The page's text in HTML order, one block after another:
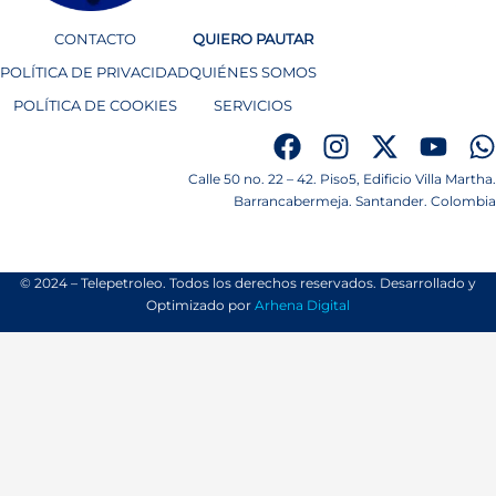
CONTACTO
POLÍTICA DE PRIVACIDAD
POLÍTICA DE COOKIES
QUIERO PAUTAR
QUIÉNES SOMOS
SERVICIOS
Calle 50 no. 22 – 42. Piso5, Edificio Villa Martha.
Barrancabermeja. Santander. Colombia
© 2024 – Telepetroleo. Todos los derechos reservados. Desarrollado y
Optimizado por Arhena Digital